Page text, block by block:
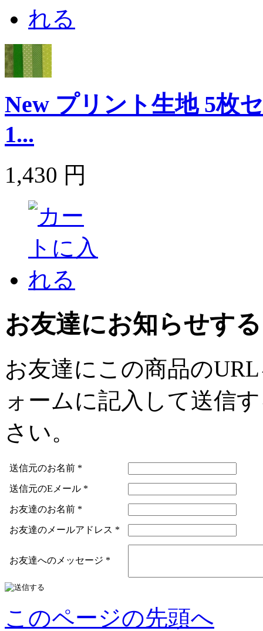
New プリント生地 5枚
1...
1,430 円
お友達にお知らせする
お友達にこの商品の
ォームに記入して送信
さい。
送信元のお名前 *
送信元のEメール *
お友達のお名前 *
お友達のメールアドレス *
お友達へのメッセージ *
このページの先頭へ